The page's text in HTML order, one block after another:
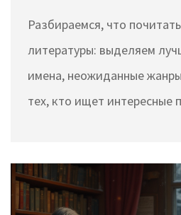
Разбираемся, что
литературы: выделяем
имена, неожиданные
тех, кто ищет интересные